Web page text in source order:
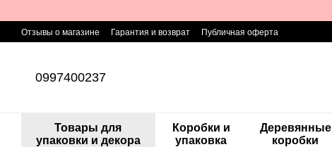
Отзывы о магазине Гарантия и возврат Публичная оферта
0997400237
Товары для
упаковки и декора
Коробки и
упаковка
Деревянные
коробки